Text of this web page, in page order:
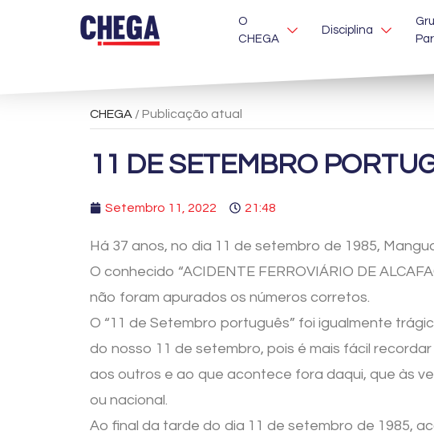
O
CHEGA
Disciplina
CHEGA / Publicação atual
11 DE SETEMBRO
Setembro 11, 2022 21:48
Há 37 anos, no dia 11 de setembro de 1985,
O conhecido “ACIDENTE FERROVIÁRIO DE
não foram apurados os números corretos.
O “11 de Setembro português” foi igualmente
do nosso 11 de setembro, pois é mais fácil
aos outros e ao que acontece fora daqui, que às
ou nacional.
Ao final da tarde do dia 11 de setembro de 1985,